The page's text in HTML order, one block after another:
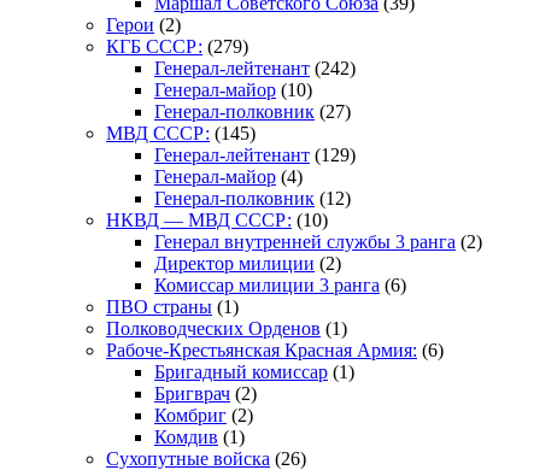
Герои (2)
КГБ СССР: (279)
Генерал-лейтенант (242)
Генерал-майор (10)
Генерал-полковник (27)
МВД СССР: (145)
Генерал-лейтенант (129)
Генерал-майор (4)
Генерал-полковник (12)
НКВД — МВД СССР: (10)
Генерал внутренней службы 3 ранга (2)
Директор милиции (2)
Комиссар милиции 3 ранга (6)
ПВО страны (1)
Полководческих Орденов (1)
Рабоче-Крестьянская Красная Армия: (6)
Бригадный комиссар (1)
Бригврач (2)
Комбриг (2)
Комдив (1)
Сухопутные войска (26)